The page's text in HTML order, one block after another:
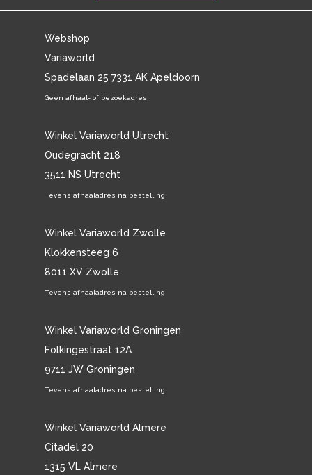
Webshop
Variaworld
Spadelaan 25 7331 AK Apeldoorn
Geen afhaal- of bezoekadres
Winkel Variaworld Utrecht
Oudegracht 218
3511 NS Utrecht
Tevens afhaaladres na bestelling
Winkel Variaworld Zwolle
Klokkensteeg 6
8011 XV Zwolle
Tevens afhaaladres na bestelling
Winkel Variaworld Groningen
Folkingestraat 12A
9711 JW Groningen
Tevens afhaaladres na bestelling
Winkel Variaworld Almere
Citadel 20
1315 VL Almere